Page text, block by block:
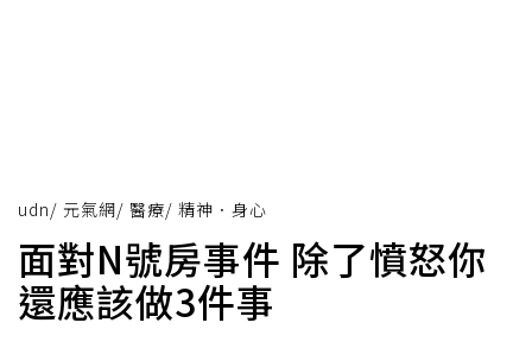
udn/ 元氣網/ 醫療/ 精神．身心
面對N號房事件 除了憤怒你
還應該做3件事